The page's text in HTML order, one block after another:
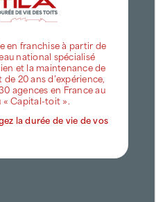
en franchise à partir de
national spécialisé
et la maintenance de
20 ans d’expérience,
agences en France au
Capital-toit ».
la durée de vie de vos